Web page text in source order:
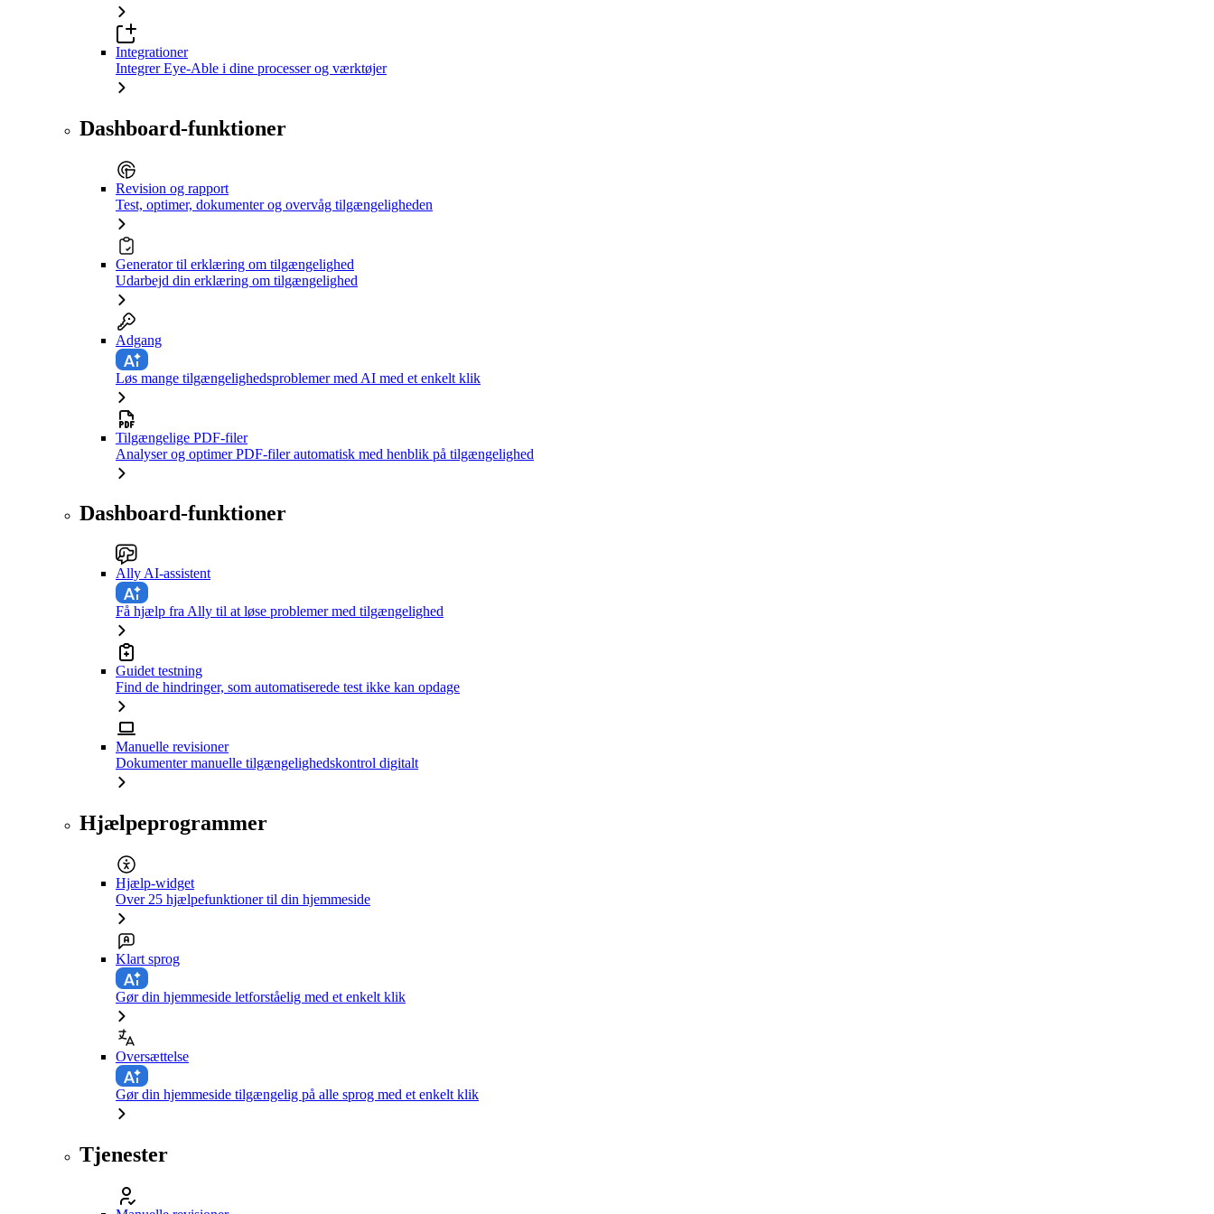
Integrationer
Integrer Eye-Able i dine processer og værktøjer
Dashboard-funktioner
Revision og rapport
Test, optimer, dokumenter og overvåg tilgængeligheden
Generator til erklæring om tilgængelighed
Udarbejd din erklæring om tilgængelighed
Adgang
Løs mange tilgængelighedsproblemer med AI med et enkelt klik
Tilgængelige PDF-filer
Analyser og optimer PDF-filer automatisk med henblik på tilgængelighed
Dashboard-funktioner
Ally AI-assistent
Få hjælp fra Ally til at løse problemer med tilgængelighed
Guidet testning
Find de hindringer, som automatiserede test ikke kan opdage
Manuelle revisioner
Dokumenter manuelle tilgængelighedskontrol digitalt
Hjælpeprogrammer
Hjælp-widget
Over 25 hjælpefunktioner til din hjemmeside
Klart sprog
Gør din hjemmeside letforståelig med et enkelt klik
Oversættelse
Gør din hjemmeside tilgængelig på alle sprog med et enkelt klik
Tjenester